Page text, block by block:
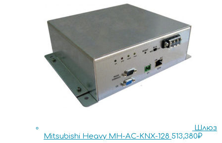
Шлюз
Mitsubishi Heavy MH-AC-KNX-128 513,380₽